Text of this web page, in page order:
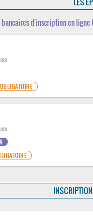
bancaires d'inscription en